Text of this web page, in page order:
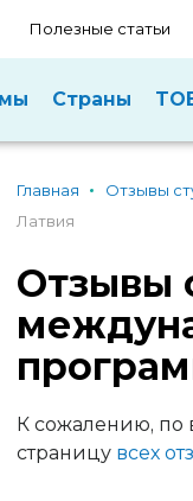
Полезные статьи
Страны
Главная Отзывы
Латвия
Отзывы
К сожалению, по
страницу всех